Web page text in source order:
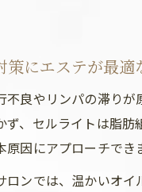
策にエステが最適
不良やリンパの滞り
、セルライトは脂
因にアプローチでき
ロンでは、温かいオ